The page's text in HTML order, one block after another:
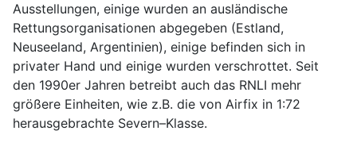
Ausstellungen, einige wurden an ausländische
Rettungsorganisationen abgegeben (Estland,
Neuseeland, Argentinien), einige befinden sich in
privater Hand und einige wurden verschrottet. Seit
den 1990er Jahren betreibt auch das RNLI mehr
größere Einheiten, wie z.B. die von Airfix in 1:72
herausgebrachte Severn–Klasse.